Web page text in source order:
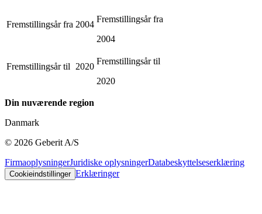
Fremstillingsår fra 2004
Fremstillingsår fra
2004
Fremstillingsår til 2020
Fremstillingsår til
2020
Din nuværende region
Danmark
© 2026 Geberit A/S
FirmaoplysningerJuridiske oplysningerDatabeskyttelseserklæring
Cookieindstillinger Erklæringer